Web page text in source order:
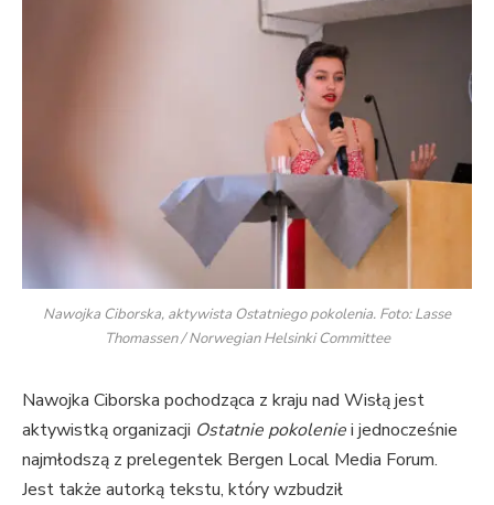
Nawojka Ciborska, aktywista Ostatniego pokolenia. Foto: Lasse
Thomassen / Norwegian Helsinki Committee
Nawojka Ciborska pochodząca z kraju nad Wisłą jest
aktywistką organizacji Ostatnie pokoleniei jednocześnie
najmłodszą z prelegentek Bergen Local Media Forum.
Jest także autorką tekstu, który wzbudził